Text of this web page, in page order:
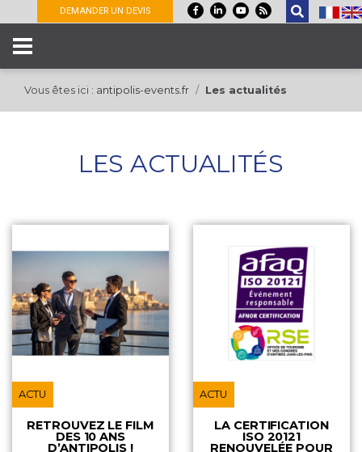
DEMANDER UN DEVIS
Vous êtes ici : antipolis-events.fr Les actualités
LES ACTUALITÉS
ACTU
RETROUVEZ LE FILM
DES 10 ANS
D’ANTIPOLIS !
ACTU
LA CERTIFICATION
ISO 20121
RENOUVELÉE POUR
Panneau de gestion des cookies